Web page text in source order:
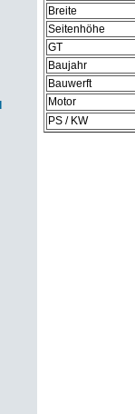
Breite
Seitenhöhe
GT
Baujahr
Bauwerft
Motor
PS / KW